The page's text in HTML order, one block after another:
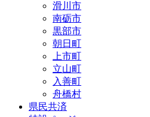
滑川市
南砺市
黒部市
朝日町
上市町
立山町
入善町
舟橋村
県民共済